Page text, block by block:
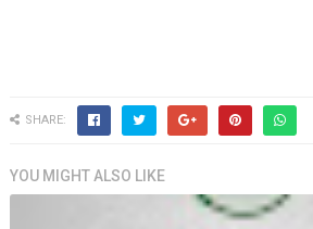
SHARE:
YOU MIGHT ALSO LIKE